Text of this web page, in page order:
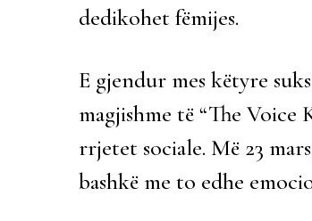
dedikohet fëmijes.
E gjendur mes këtyre
magjishme të “The Voice
rrjetet sociale. Më 23
bashkë me to edhe